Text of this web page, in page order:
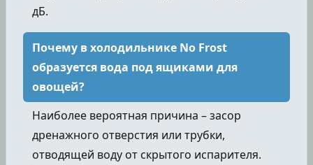
дБ.
Почему в холодильнике No Frost
образуется вода под ящиками для
овощей?
Наиболее вероятная причина – засор
дренажного отверстия или трубки,
отводящей воду от скрытого испарителя.